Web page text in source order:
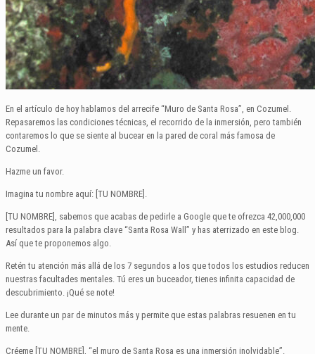
En el artículo de hoy hablamos del arrecife “Muro de Santa Rosa”, en Cozumel.
Repasaremos las condiciones técnicas, el recorrido de la inmersión, pero también
contaremos lo que se siente al bucear en la pared de coral más famosa de
Cozumel.
Hazme un favor.
Imagina tu nombre aquí: [TU NOMBRE].
[TU NOMBRE], sabemos que acabas de pedirle a Google que te ofrezca 42,000,000
resultados para la palabra clave “Santa Rosa Wall” y has aterrizado en este blog.
Así que te proponemos algo.
Retén tu atención más allá de los 7 segundos a los que todos los estudios reducen
nuestras facultades mentales. Tú eres un buceador, tienes infinita capacidad de
descubrimiento. ¡Qué se note!
Lee durante un par de minutos más y permite que estas palabras resuenen en tu
mente.
Créeme [TU NOMBRE], “el muro de Santa Rosa es una inmersión inolvidable”.